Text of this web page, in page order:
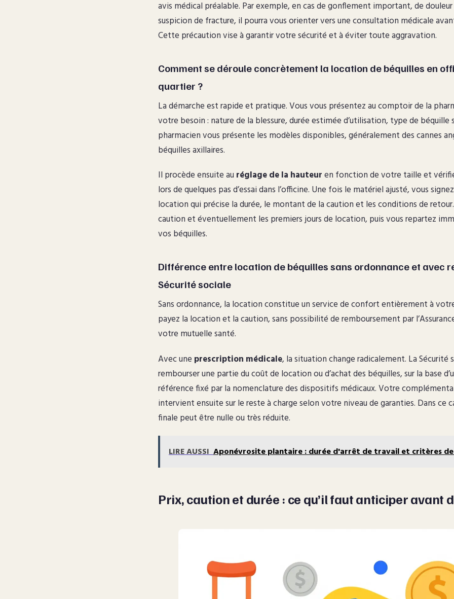
avis médical préalable. Par exemple, en cas de gonflement important, de
suspicion de fracture, il pourra vous orienter vers une consultation médicale
Cette précaution vise à garantir votre sécurité et à éviter toute aggravation.
Comment se déroule concrètement la location de béquilles en
quartier ?
La démarche est rapide et pratique. Vous vous présentez au comptoir de la
votre besoin : nature de la blessure, durée estimée d’utilisation, type de béquille
pharmacien vous présente les modèles disponibles, généralement des cannes
béquilles axillaires.
Il procède ensuite au réglage de la hauteuren fonction de votre taille et
lors de quelques pas d’essai dans l’officine. Une fois le matériel ajusté, vous
location qui précise la durée, le montant de la caution et les conditions de
caution et éventuellement les premiers jours de location, puis vous repartez
vos béquilles.
Différence entre location de béquilles sans ordonnance et avec
Sécurité sociale
Sans ordonnance, la location constitue un service de confort entièrement à
payez la location et la caution, sans possibilité de remboursement par
votre mutuelle santé.
Avec une prescription médicale, la situation change radicalement. La Sécurité
rembourser une partie du coût de location ou d’achat des béquilles, sur la base
référence fixé par la nomenclature des dispositifs médicaux. Votre
intervient ensuite sur le reste à charge selon votre niveau de garanties. Dans ce
finale peut être nulle ou très réduite.
LIRE AUSSI Aponévrosite plantaire : durée d'arrêt de travail et critères
Prix, caution et durée : ce qu’il faut anticiper avant